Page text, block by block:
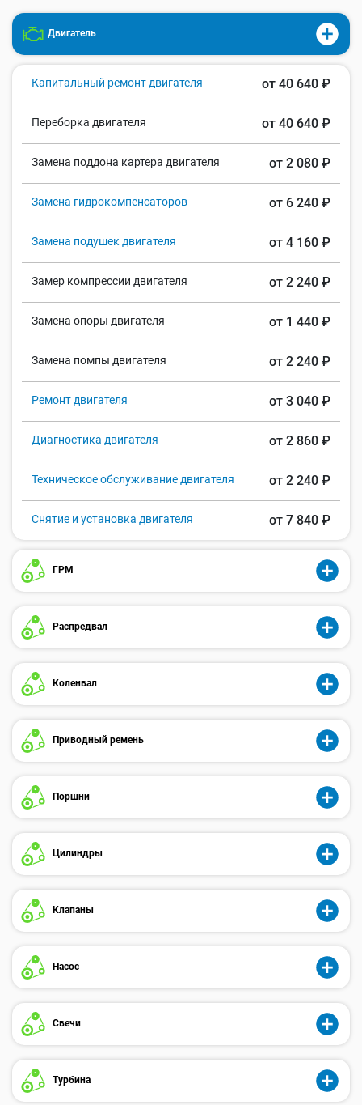
Двигатель
Капитальный ремонт двигателя от 40 640 ₽
Переборка двигателя от 40 640 ₽
Замена поддона картера двигателя от 2 080 ₽
Замена гидрокомпенсаторов от 6 240 ₽
Замена подушек двигателя от 4 160 ₽
Замер компрессии двигателя от 2 240 ₽
Замена опоры двигателя от 1 440 ₽
Замена помпы двигателя от 2 240 ₽
Ремонт двигателя от 3 040 ₽
Диагностика двигателя от 2 860 ₽
Техническое обслуживание двигателя от 2 240 ₽
Снятие и установка двигателя от 7 840 ₽
ГРМ
Распредвал
Коленвал
Приводный ремень
Поршни
Цилиндры
Клапаны
Насос
Свечи
Турбина